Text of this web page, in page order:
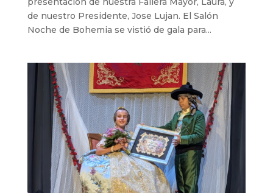
de nuestro Presidente, Jose Lujan. El Salón
Noche de Bohemia se vistió de gala para...